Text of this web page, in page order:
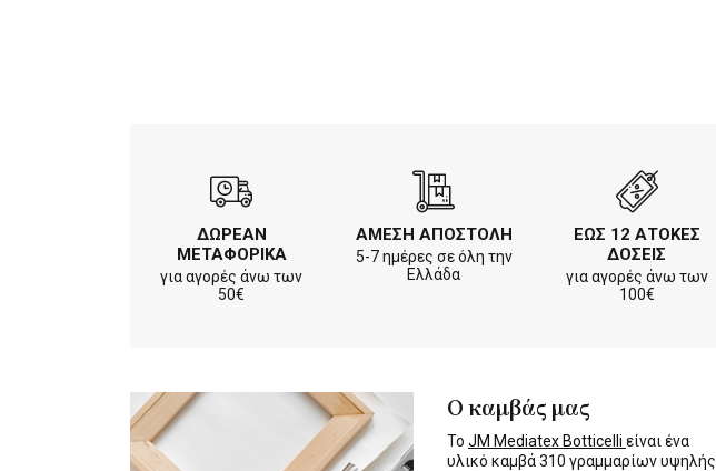
ΔΩΡΕΑΝ
ΜΕΤΑΦΟΡΙΚΑ
για αγορές άνω των
50€
ΑΜΕΣΗ ΑΠΟΣΤΟΛΗ
5-7 ημέρες σε όλη την
Ελλάδα
ΕΩΣ 12 ΑΤΟΚΕΣ
ΔΟΣΕΙΣ
για αγορές άνω των
100€
Ο καμβάς μας
Το JM Mediatex Botticelli είναι ένα
υλικό καμβά 310 γραμμαρίων υψηλής